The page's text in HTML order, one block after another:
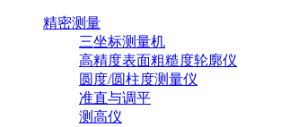
精密测量
三坐标测量机
高精度表面粗糙度轮廓仪
圆度/圆柱度测量仪
准直与调平
测高仪